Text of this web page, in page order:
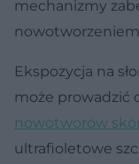
mechanizmy
Ekspozycja na
może prowadzić
nowotworów
ultrafioletowe